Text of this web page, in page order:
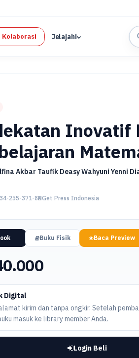
Kolaborasi Jelajahi
Inovatif
Akbar Taufik Deasy Wahyuni Yenni
255-371-8 Get Press Indonesia
Buku Fisik Baca Preview
Digital
kirim dan tanpa ongkir. Setelah
masuk ke library member Anda.
Login Beli